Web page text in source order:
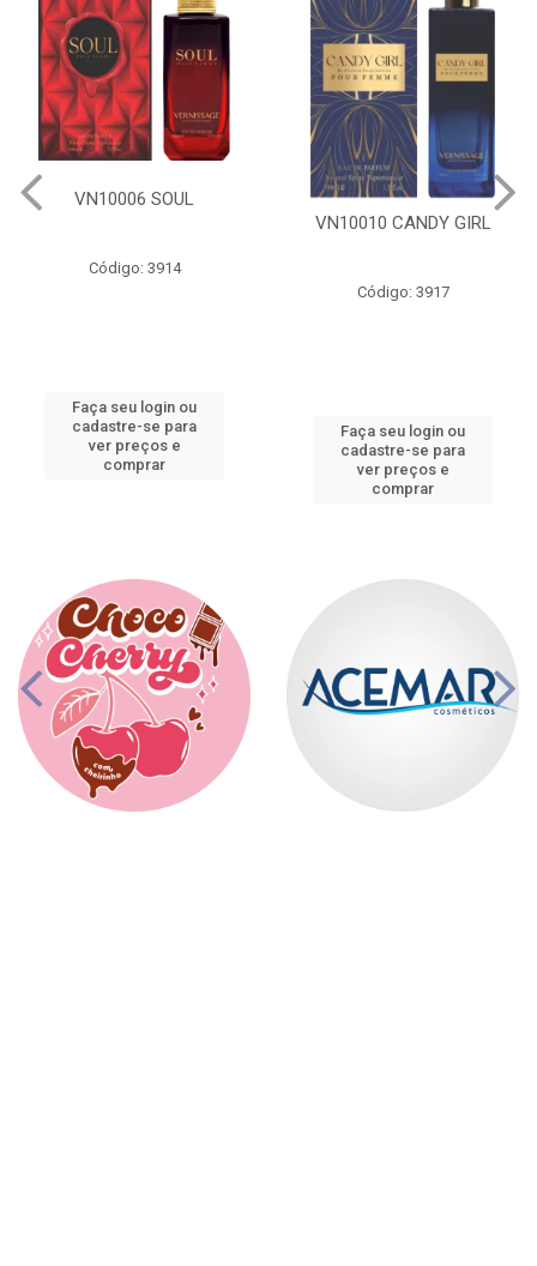
VN10006 SOUL
Código: 3914
Faça seu login ou
cadastre-se para
ver preços e
comprar
VN10010 CANDY GIRL
Código: 3917
Faça seu login ou
cadastre-se para
ver preços e
comprar